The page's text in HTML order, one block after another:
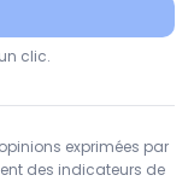
clic.
exprimées par
des indicateurs de